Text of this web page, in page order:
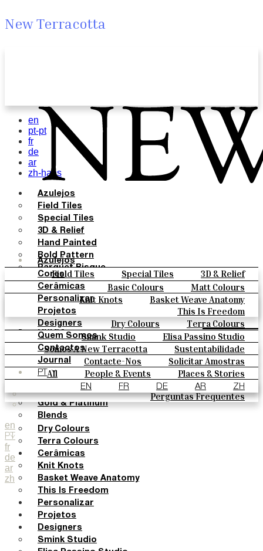
New Terracotta
Azulejos
Field Tiles Special Tiles
3D & Relief
Hand Painted
Bold Pattern
Parquet Bisque
Natural Cotto
Smink Studio
Elisa Passino
Paulo Vale
Cores
Basic Colours
Matt Colours
Oxide Explosions
Special Firing
Vintage Metallics
Gold & Platinum
Blends
Dry Colours
Terra Colours
Cerâmicas
Knit Knots
Basket Weave Anatomy
This Is Freedom
Personalizar
Projetos
Designers
Smink Studio
Elisa Passino Studio
Paulo Vale
Quem Somos
Somos A New Terracotta
Sustentabilidade
O Estúdio
Contactos
Contacte-Nos
Solicitar Amostras
Como Comprar
Catálogos E Especificações Técnicas
Perguntas Frequentes
Journal
All People & Events
Places & Stories
Materiais & Sustainability
Inspiration & Culture
PT
EN FR DE AR ZH
en
PT
fr
de
ar
zh
en
pt-pt
fr
de
ar
zh-hans
Azulejos
Field Tiles
Special Tiles
3D & Relief
Hand Painted
Bold Pattern
Parquet Bisque
Natural Cotto
Smink Studio
Elisa Passino
Paulo Vale
Cores
Basic Colours
Matt Colours
Oxide Explosions
Special Firing
Vintage Metallics
Gold & Platinum
Blends
Dry Colours
Terra Colours
Cerâmicas
Knit Knots
Basket Weave Anatomy
This Is Freedom
Personalizar
Projetos
Designers
Smink Studio